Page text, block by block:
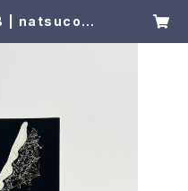
B | natsucosu